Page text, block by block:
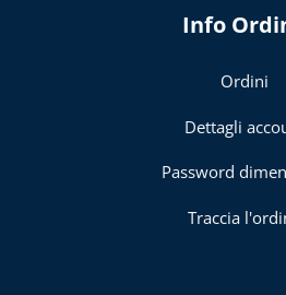
Info
Ordini
Dettagli
Password
Traccia